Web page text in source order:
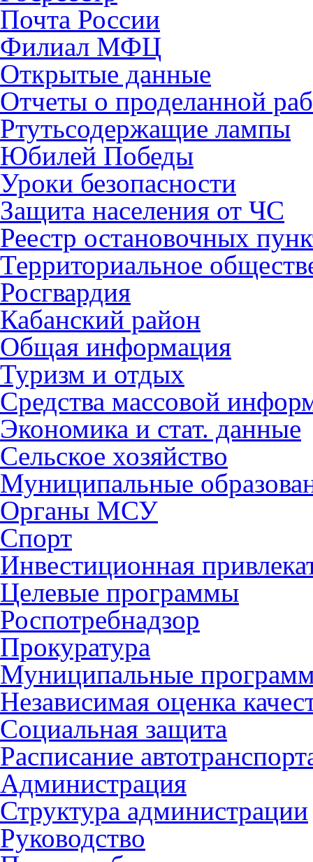
Почта России
Филиал МФЦ
Открытые данные
Отчеты о проделанной
Ртутьсодержащие лампы
Юбилей Победы
Уроки безопасности
Защита населения от ЧС
Реестр остановочных
Территориальное
Росгвардия
Кабанский район
Общая информация
Туризм и отдых
Средства массовой
Экономика и стат. данные
Сельское хозяйство
Муниципальные
Органы МСУ
Спорт
Инвестиционная
Целевые программы
Роспотребнадзор
Прокуратура
Муниципальные
Независимая оценка
Социальная защита
Расписание
Администрация
Структура администрации
Руководство